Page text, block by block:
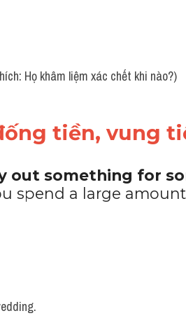
Họ khâm liệm xác chết khi nào?)
tiền, vung
out something for
spend a large